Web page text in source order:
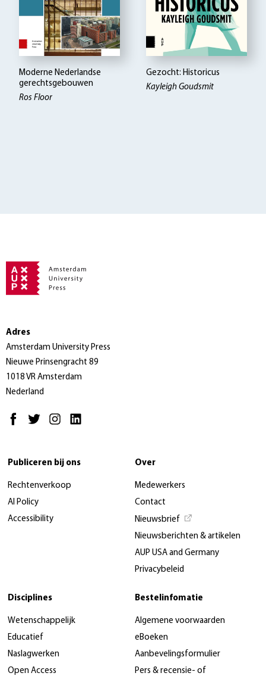
Moderne Nederlandse
gerechtsgebouwen
Ros Floor
Gezocht: Historicus
Kayleigh Goudsmit
Adres
Amsterdam University Press
Nieuwe Prinsengracht 89
1018 VR Amsterdam
Nederland
Publiceren bij ons
Rechtenverkoop
AI Policy
Accessibility
Over
Medewerkers
Contact
Nieuwsbrief
Nieuwsberichten & artikelen
AUP USA and Germany
Privacybeleid
Disciplines
Wetenschappelijk
Educatief
Naslagwerken
Open Access
Bestelinfomatie
Algemene voorwaarden
eBoeken
Aanbevelingsformulier
Pers & recensie- of